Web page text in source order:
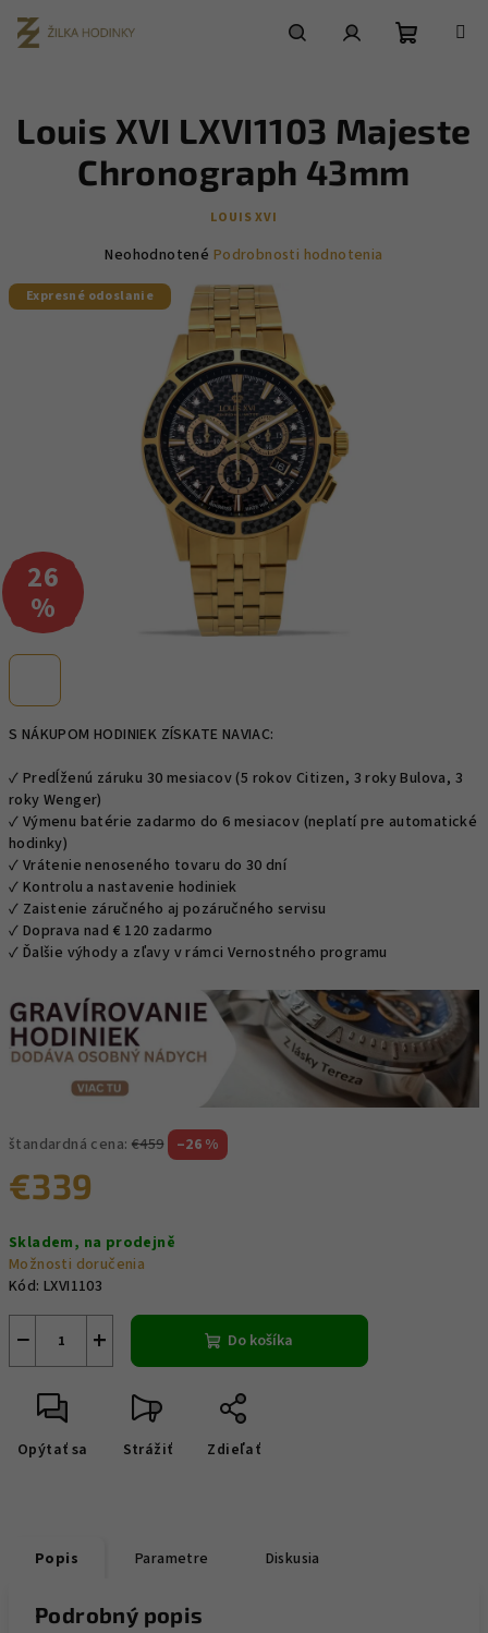
obsah
košík
S NÁKUPOM HODINIEK ZÍSKATE NAVIAC:
✓ Predĺženú záruku 30 mesiacov (5 rokov Citizen, 3 roky Bulova, 3
roky Wenger)
✓ Výmenu batérie zadarmo do 6 mesiacov (neplatí pre automatické
hodinky)
✓ Vrátenie nenoseného tovaru do 30 dní
✓ Kontrolu a nastavenie hodiniek
✓ Zaistenie záručného aj pozáručného servisu
✓ Doprava nad € 120 zadarmo
✓ Ďalšie výhody a zľavy v rámci Vernostného programu
štandardná cena: €459 –26 %
€339
cena:
Skladem, na prodejně
Možnosti doručenia
Kód: LXVI1103
+
− Do košíka
Opýtať sa Strážiť Zdieľať
Louis XVI LXVI1103 Majeste
Chronograph 43mm
LOUIS XVI
Priemerné
produktu
hviezdičiek.
Neohodnotené Podrobnosti hodnotenia
Expresné odoslanie
26
%
Popis Parametre Diskusia
Podrobný popis